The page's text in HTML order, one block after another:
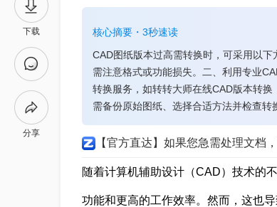
下载
分享
核心摘要・3秒速读
CAD图纸版本过高需转换时，可采用以
需注意格式或功能损失。二、利用专业
转换服务，如转转大师在线CAD版本转
需备份原始图纸、选择合适方法并检查转
【官方直达】如果您急需处理文档
随着计算机辅助设计（CAD）技术的
功能和更高的工作效率。然而，这也